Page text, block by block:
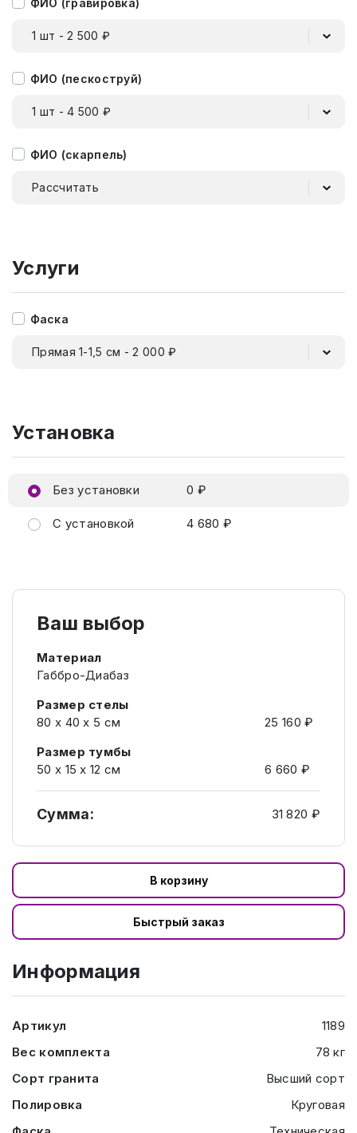
ФИО (гравировка)
1 шт - 2 500 ₽
ФИО (пескоструй)
1 шт - 4 500 ₽
ФИО (скарпель)
Рассчитать
Услуги
Фаска
Прямая 1-1,5 см - 2 000 ₽
Установка
Без установки 0 ₽
С установкой 4 680 ₽
Ваш выбор
Материал
Габбро-Диабаз
Размер стелы
80 х 40 х 5 см
25 160 ₽
Размер тумбы
50 х 15 х 12 см
6 660 ₽
Сумма: 31 820 ₽
В корзину
Быстрый заказ
Информация
Артикул
1189
Вес комплекта
78 кг
Сорт гранита
Высший сорт
Полировка
Круговая